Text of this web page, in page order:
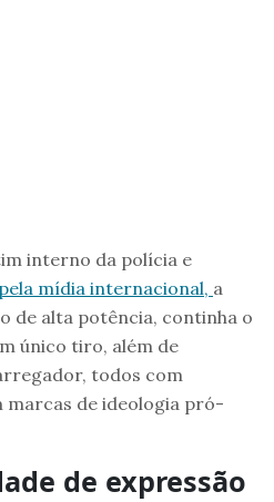
interno da polícia e
mídia internacional, a
de alta potência, continha o
único tiro, além de
todos com
marcas de ideologia pró-
de expressão